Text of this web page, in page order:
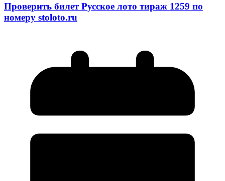
Проверить билет Русское лото тираж 1259 по
номеру stoloto.ru